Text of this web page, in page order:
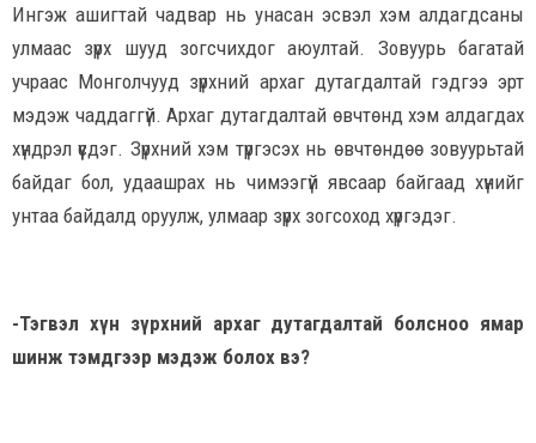
Ингэж ашигтай чадвар нь унасан эсвэл хэм алдагдсаны
улмаас зүрх шууд зогсчихдог аюултай. Зовуурь багатай
учраас Монголчууд зүрхний архаг дутагдалтай гэдгээ эрт
мэдэж чаддаггүй. Архаг дутагдалтай өвчтөнд хэм алдагдах
хүндрэл үүсдэг. Зүрхний хэм түргэсэх нь өвчтөндөө зовуурьтай
байдаг бол, удаашрах нь чимээгүй явсаар байгаад хүнийг
унтаа байдалд оруулж, улмаар зүрх зогсоход хүргэдэг.
-Тэгвэл хүн зүрхний архаг дутагдалтай болсноо ямар
шинж тэмдгээр мэдэж болох вэ?